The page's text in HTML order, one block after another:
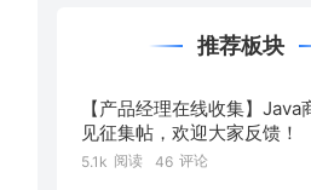
推荐板块
【产品经理在线收集】Java
见征集帖，欢迎大家反馈！
5.1k 阅读 46 评论